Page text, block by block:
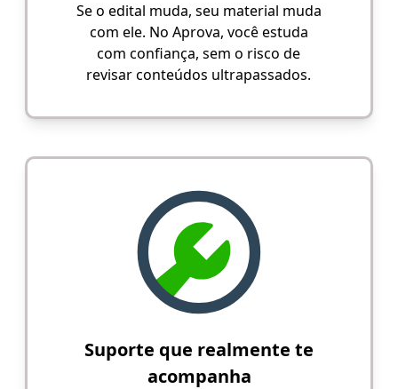
Se o edital muda, seu material muda
com ele. No Aprova, você estuda
com confiança, sem o risco de
revisar conteúdos ultrapassados.
Suporte que realmente te
acompanha